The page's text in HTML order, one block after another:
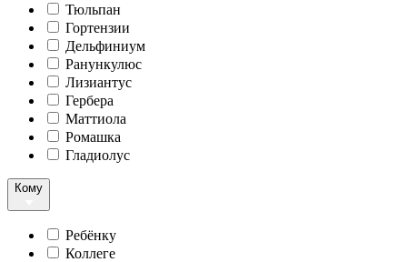
Тюльпан
Гортензии
Дельфиниум
Ранункулюс
Лизиантус
Гербера
Маттиола
Ромашка
Гладиолус
Кому
Ребёнку
Коллеге